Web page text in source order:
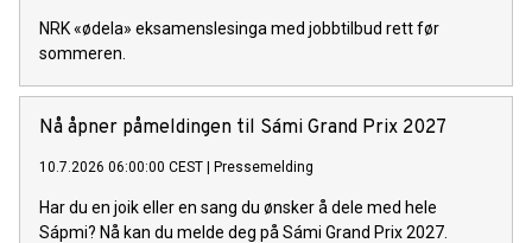
NRK «ødela» eksamenslesinga med jobbtilbud rett før
sommeren.
Nå åpner påmeldingen til Sámi Grand Prix 2027
10.7.2026 06:00:00 CEST | Pressemelding
Har du en joik eller en sang du ønsker å dele med hele
Sápmi? Nå kan du melde deg på Sámi Grand Prix 2027.